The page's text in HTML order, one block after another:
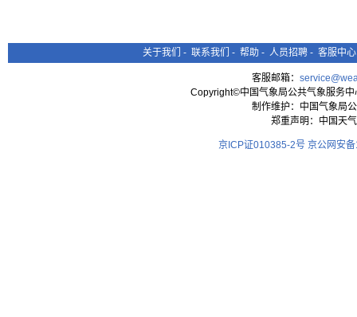
关于我们 - 联系我们 - 帮助 - 人员招聘 - 客服中心
客服邮箱：
Copyright©中国气象局公共气象服务
制作维护：中国气象局
郑重声明：中国天
京ICP证010385-2号 京公网安